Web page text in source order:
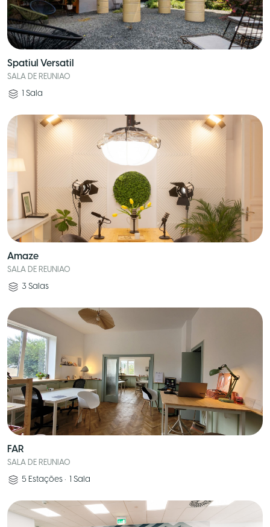
Spatiul Versatil
SALA DE REUNIAO
1 Sala
Amaze
SALA DE REUNIAO
3 Salas
FAR
SALA DE REUNIAO
5 Estações • 1 Sala